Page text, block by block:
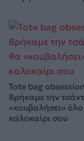
Tote bag
Βρήκαμε την
«κουβαλήσει» όλο
καλοκαίρι σου